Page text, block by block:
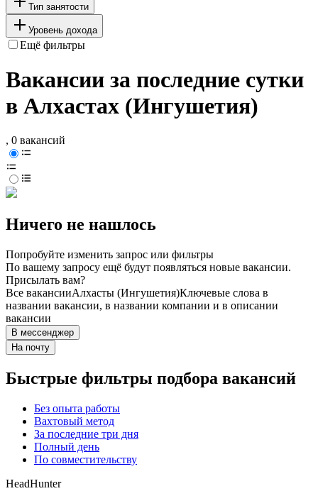
Тип занятости
Уровень дохода
Ещё фильтры
Вакансии за последние сутки
в Алхастах (Ингушетия)
, 0 вакансий
Ничего не нашлось
Попробуйте изменить запрос или фильтры
По вашему запросу ещё будут появляться новые вакансии.
Присылать вам?
Все вакансииАлхасты (Ингушетия)Ключевые слова в
названии вакансии, в названии компании и в описании
вакансии
В мессенджер
На почту
Быстрые фильтры подбора вакансий
Без опыта работы
Вахтовый метод
За последние три дня
Полный день
По совместительству
HeadHunter